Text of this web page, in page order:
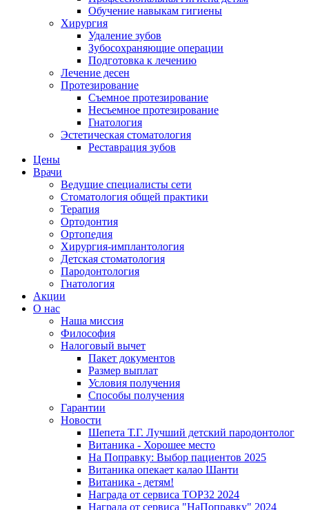
Обучение навыкам гигиены
Хирургия
Удаление зубов
Зубосохраняющие операции
Подготовка к лечению
Лечение десен
Протезирование
Съемное протезирование
Несъемное протезирование
Гнатология
Эстетическая стоматология
Реставрация зубов
Цены
Врачи
Ведущие специалисты сети
Стоматология общей практики
Терапия
Ортодонтия
Ортопедия
Хирургия-имплантология
Детская стоматология
Пародонтология
Гнатология
Акции
О нас
Наша миссия
Философия
Налоговый вычет
Пакет документов
Размер выплат
Условия получения
Способы получения
Гарантии
Новости
Шепета Т.Г. Лучший детский пародонтолог
Витаника - Хорошее место
На Поправку: Выбор пациентов 2025
Витаника опекает калао Шанти
Витаника - детям!
Награда от сервиса TOP32 2024
Награда от сервиса "НаПоправку" 2024